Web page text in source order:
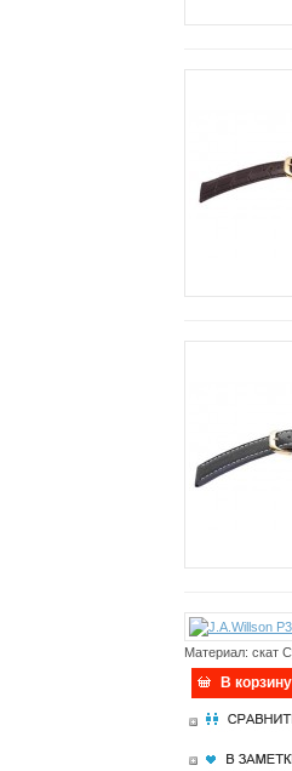
Материал: скат
В корзину